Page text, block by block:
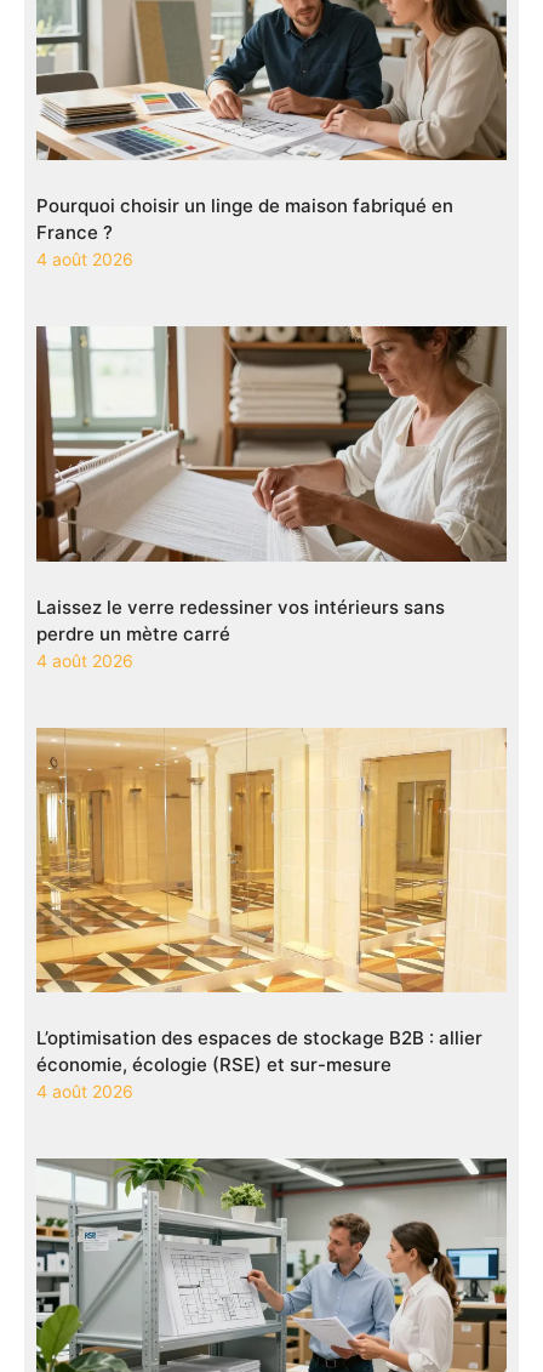
Pourquoi choisir un linge de maison fabriqué en
France ?
4 août 2026
Laissez le verre redessiner vos intérieurs sans
perdre un mètre carré
4 août 2026
L’optimisation des espaces de stockage B2B : allier
économie, écologie (RSE) et sur-mesure
4 août 2026